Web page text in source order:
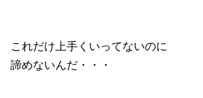
これだけ上手くいってないのに
諦めないんだ・・・